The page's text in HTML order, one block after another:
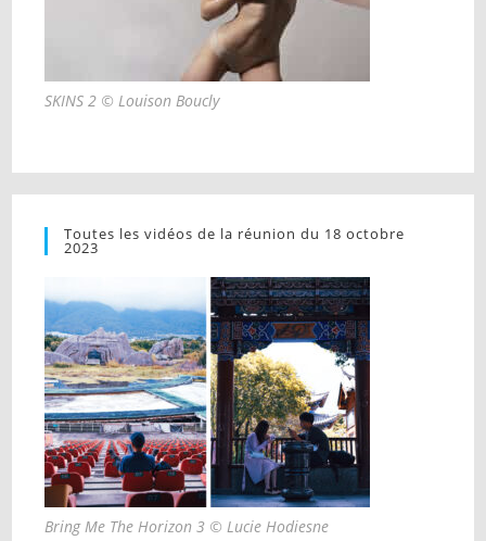
SKINS 2 © Louison Boucly
Toutes les vidéos de la réunion du 18 octobre
2023
Bring Me The Horizon 3 © Lucie Hodiesne